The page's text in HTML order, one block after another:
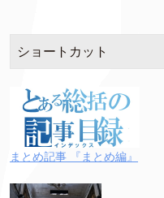
ショートカット
まとめ記事 『まとめ編』